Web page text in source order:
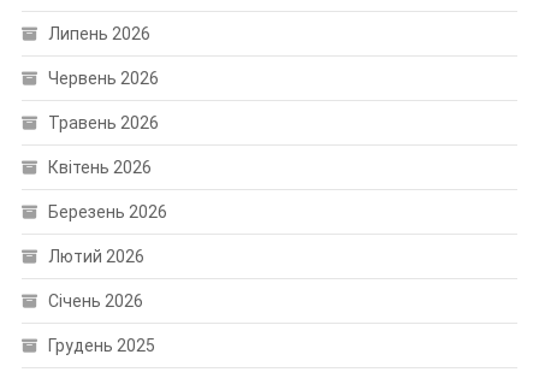
Липень 2026
Червень 2026
Травень 2026
Квітень 2026
Березень 2026
Лютий 2026
Січень 2026
Грудень 2025